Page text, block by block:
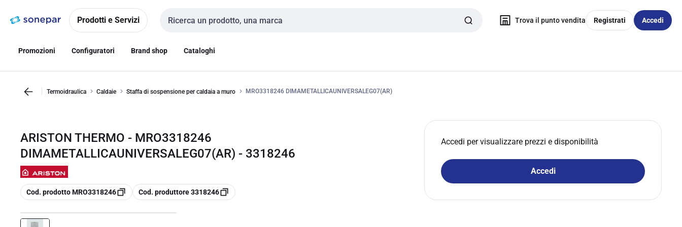
navigazionealla
Prodotti e Servizi
Cerca input
Trova il punto vendita Registrati Accedi
Promozioni Configuratori Brand shop Cataloghi
Termoidraulica Caldaie Staffa di sospensione per caldaia a muro MRO3318246 DIMAMETALLICAUNIVERSALEG07(AR)
ARISTON THERMO - MRO3318246
DIMAMETALLICAUNIVERSALEG07(AR) - 3318246
copia
Cod. prodotto MRO3318246 copia
Cod. produttore 3318246
Accedi per visualizzare prezzi e disponibilità
Accedi